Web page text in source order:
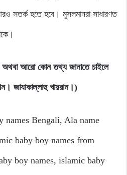
সতর্ক হতে হবে। মুসলমানরা সাধারণত
আরো কোন তথ্য জানাতে চাইলে
জাযাকাল্লাহু খায়রান।)
names Bengali, Ala name
baby boy names from
boy names, islamic baby